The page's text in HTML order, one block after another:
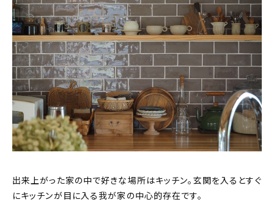
出来上がった家の中で好きな場所はキッチン。玄関を入るとすぐ
にキッチンが目に入る我が家の中心的存在です。